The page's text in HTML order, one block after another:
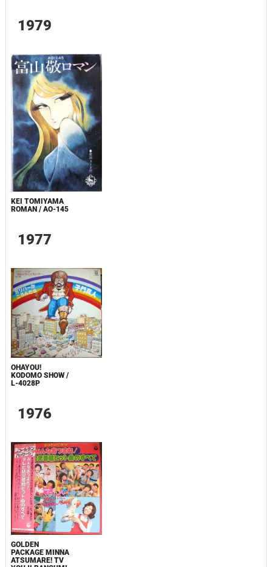
1979
KEI TOMIYAMA
ROMAN / AO-145
1977
OHAYOU!
KODOMO SHOW /
L-4028P
1976
GOLDEN
PACKAGE MINNA
ATSUMARE! TV